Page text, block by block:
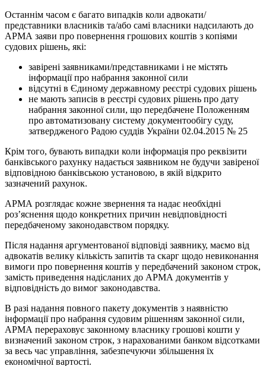
Останнім часом є багато випадків коли адвокати/
представники власників та/або самі власники надсилають до
АРМА заяви про повернення грошових коштів з копіями
судових рішень, які:
завірені заявниками/представниками і не містять
інформації про набрання законної сили
відсутні в Єдиному державному реєстрі судових рішень
не мають записів в реєстрі судових рішень про дату
набрання законної сили, що передбачене Положенням
про автоматизовану систему документообігу суду,
затвердженого Радою суддів України 02.04.2015 № 25
Крім того, бувають випадки коли інформація про реквізити
банківського рахунку надається заявником не будучи завіреної
відповідною банківською установою, в якій відкрито
зазначений рахунок.
АРМА розглядає кожне звернення та надає необхідні
роз’яснення щодо конкретних причин невідповідності
передбаченому законодавством порядку.
Після надання аргументованої відповіді заявнику, маємо від
адвокатів велику кількість запитів та скарг щодо невиконання
вимоги про повернення коштів у передбачений законом строк,
замість приведення надісланих до АРМА документів у
відповідність до вимог законодавства.
В разі надання повного пакету документів з наявністю
інформації про набрання судовим рішенням законної сили,
АРМА перераховує законному власнику грошові кошти у
визначений законом строк, з нарахованими банком відсотками
за весь час управління, забезпечуючи збільшення їх
економічної вартості.